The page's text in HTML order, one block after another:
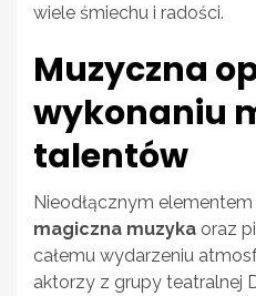
wiele śmiechu i radości.
Muzyczna
wykonaniu
talentów
Nieodłącznym
magiczna muzyka oraz
całemu wydarzeniu
aktorzy z grupy teatralnej